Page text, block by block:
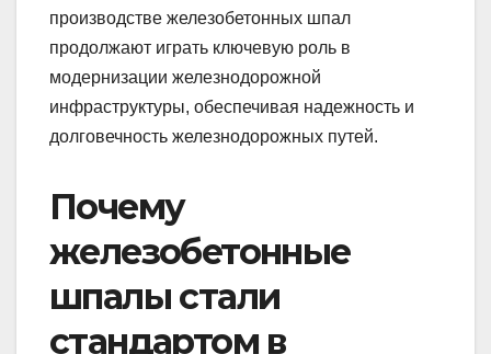
производстве железобетонных шпал
продолжают играть ключевую роль в
модернизации железнодорожной
инфраструктуры, обеспечивая надежность и
долговечность железнодорожных путей.
Почему
железобетонные
шпалы стали
стандартом в